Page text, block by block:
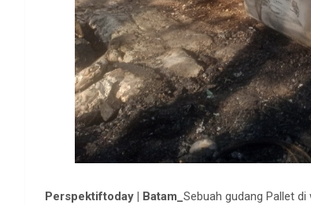
Perspektiftoday | Batam_ Sebuah gudang Pallet